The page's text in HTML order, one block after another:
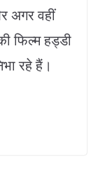
अगर वहीं
फिल्म हड्डी
रहे हैं।